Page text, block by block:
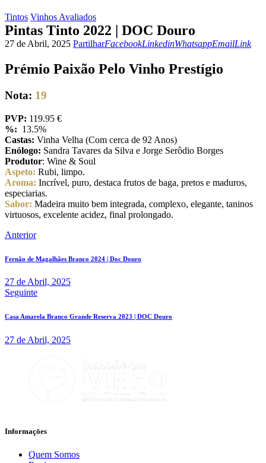
Tintos Vinhos Avaliados
Pintas Tinto 2022 | DOC Douro
27 de Abril, 2025 PartilharFacebook
FacebookLinkedin
LinkedinWhatsapp
WhatsappEmail
EmailCopy
Link
Prémio Paixão Pelo Vinho Prestígio
Nota: 19
PVP: 119.95 €
%: 13.5%
Castas: Vinha Velha (Com cerca de 92 Anos)
Enólogo: Sandra Tavares da Silva e Jorge Serôdio Borges
Produtor: Wine & Soul
Aspeto: Rubi, limpo.
Aroma: Incrível, puro, destaca frutos de baga, pretos e maduros,
especiarias.
Sabor: Madeira muito bem integrada, complexo, elegante, taninos
virtuosos, excelente acidez, final prolongado.
Navegação
de
Anterior
Fernão de Magalhães Branco 2024 | Doc Douro
27 de Abril, 2025
Seguinte
Casa Amarela Branco Grande Reserva 2023 | DOC Douro
27 de Abril, 2025
Informaçōes
Quem Somos